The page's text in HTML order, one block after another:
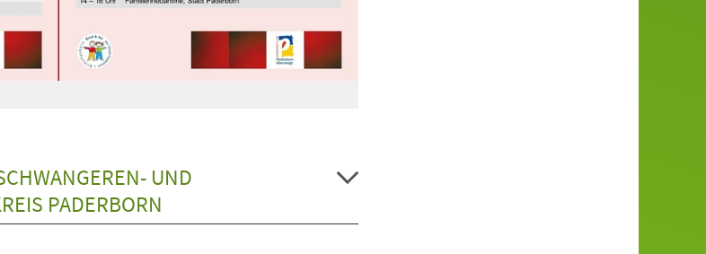
UND
PADERBORN